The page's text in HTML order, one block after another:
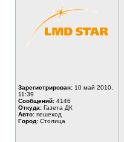
Зарегистрирован: 10 май 2010,
11:39
Сообщений: 4146
Откуда: Газета ДК
Авто: пешеход
Город: Столица